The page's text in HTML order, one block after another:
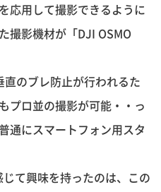
応用して撮影できるように
撮影機材が「DJI OSMO
のブレ防止が行われるた
プロ並の撮影が可能・・っ
通にスマートフォン用スタ
て興味を持ったのは、この